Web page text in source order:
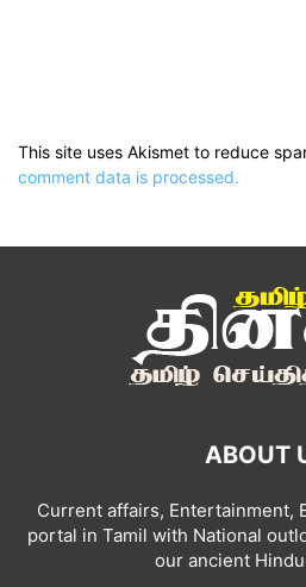
This site uses Akismet to reduce
comment data is processed.
ABOUT
Current affairs, Entertainment,
portal in Tamil with National
our ancient